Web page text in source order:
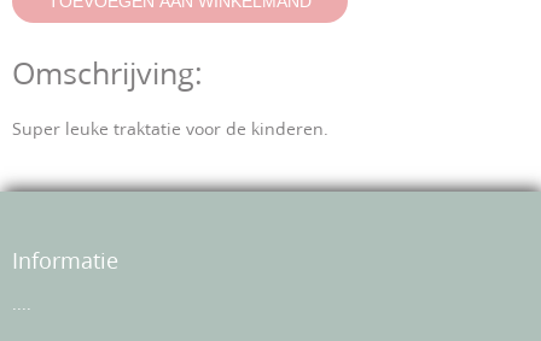
Omschrijving:
Super leuke traktatie voor de kinderen.
Informatie
....